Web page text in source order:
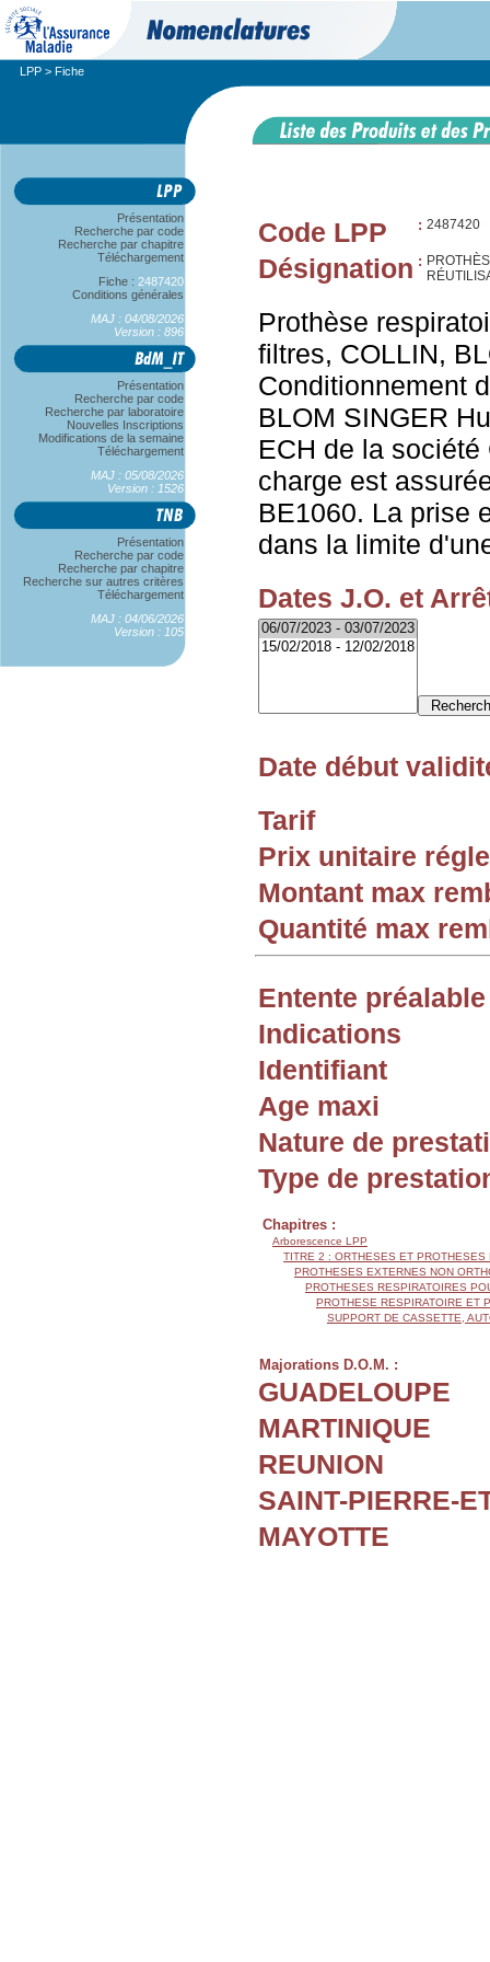
LPP > Fiche
Présentation
Recherche par code
Recherche par chapitre
Téléchargement
Fiche : 2487420
Conditions générales
MAJ : 04/08/2026
Version : 896
Présentation
Recherche par code
Recherche par laboratoire
Nouvelles Inscriptions
Modifications de la semaine
Téléchargement
MAJ : 05/08/2026
Version : 1526
Présentation
Recherche par code
Recherche par chapitre
Recherche sur autres critères
Téléchargement
MAJ : 04/06/2026
Version : 105
Code LPP : 2487420
Désignation :
Prothèse
filtres, COLLIN,
Conditionnement
BLOM SINGER
ECH de la
charge est
BE1060. La prise
dans la limite
Dates J.O. et
Date début
Tarif
Prix unitaire
Montant max
Quantité max
Entente préalable
Indications
Identifiant
Age maxi
Nature de
Type de
Chapitres :
Arborescence LPP
TITRE 2 : ORTHESES ET PROTHESES
PROTHESES EXTERNES NON
PROTHESES RESPIRATOIRES
PROTHESE RESPIRATOIRE ET
SUPPORT DE CASSETTE,
Majorations D.O.M. :
GUADELOUPE
MARTINIQUE
REUNION
SAINT-PIERRE-
MAYOTTE